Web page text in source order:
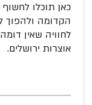
כאן תוכלו לחשוף
הקדומה ולהפוך
לחוויה שאין
אוצרות ירושלים.